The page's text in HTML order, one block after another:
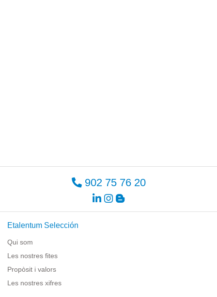
902 75 76 20
Etalentum Selección
Qui som
Les nostres fites
Propòsit i valors
Les nostres xifres